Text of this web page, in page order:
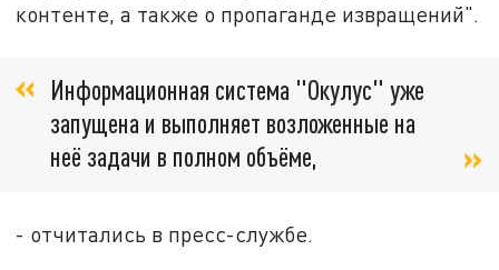
контенте, а также о пропаганде извращений".
Информационная система "Окулус" уже
запущена и выполняет возложенные на
неё задачи в полном объёме,
- отчитались в пресс-службе.